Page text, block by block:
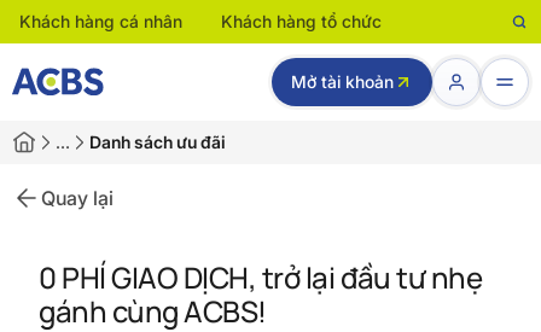
Khách hàng cá nhân Khách hàng tổ chức
Mở tài khoản
… Danh sách ưu đãi
Quay lại
0 PHÍ GIAO DỊCH, trở lại đầu tư nhẹ
gánh cùng ACBS!